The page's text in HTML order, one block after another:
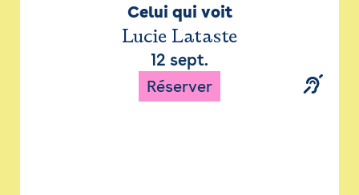
Celui qui voit
Lucie Lataste
12 sept.
Réserver